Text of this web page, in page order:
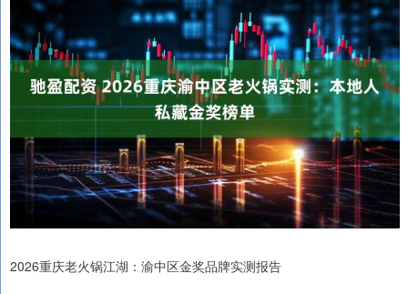
2026重庆老火锅江湖：渝中区金奖品牌实测报告